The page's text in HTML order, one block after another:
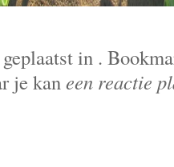
in .
je kaneen reactie